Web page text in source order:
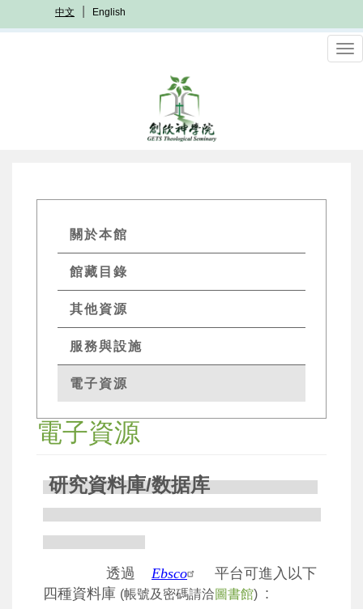
至
中文 English
GETs
Resources
Menu
關於本館
館藏目錄
其他資源
服務與設施
電子資源
電子資源
研究資料庫/数据库
透過 Ebsco
平台可進入以下
四種資料庫 (帳號及密碼請洽圖書館) :